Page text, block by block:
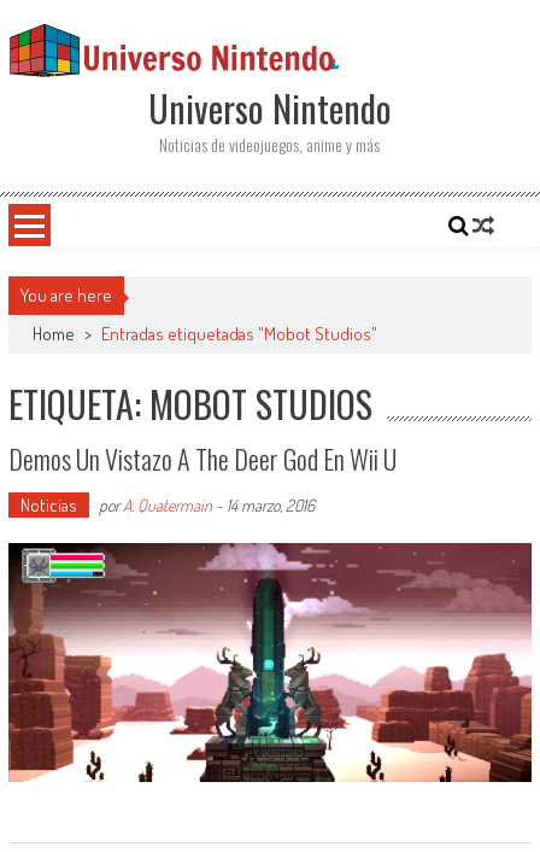
Universo Nintendo
Noticias de videojuegos, anime y más
You are here
Home > Entradas etiquetadas "Mobot Studios"
ETIQUETA: MOBOT STUDIOS
Demos Un Vistazo A The Deer God En Wii U
Noticias porA. Quatermain- 14 marzo, 2016